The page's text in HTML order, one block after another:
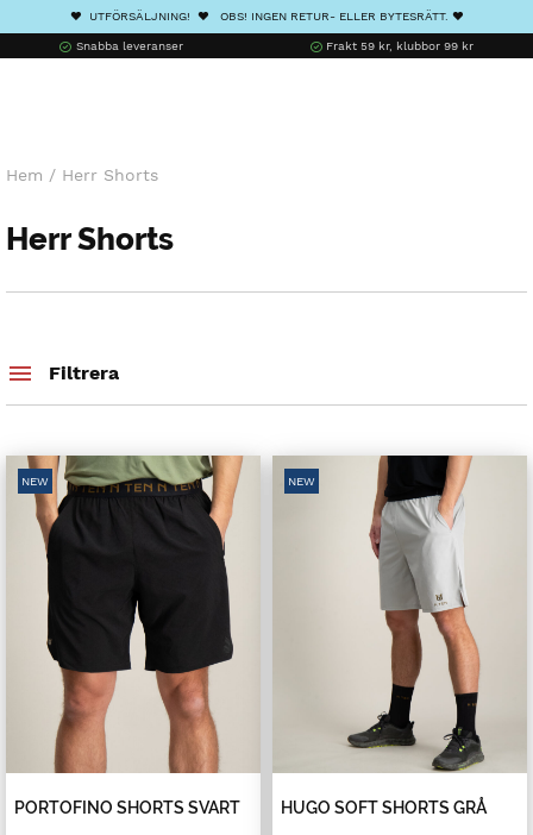
❤️ UTFÖRSÄLJNING! ❤️ OBS! INGEN RETUR- ELLER BYTESRÄTT. ❤️
Snabba leveranser Frakt 59 kr, klubbor 99 kr
Hem / Herr Shorts
Herr Shorts
Filtrera
NEW
PORTOFINO SHORTS SVART
NEW
HUGO SOFT SHORTS GRÅ